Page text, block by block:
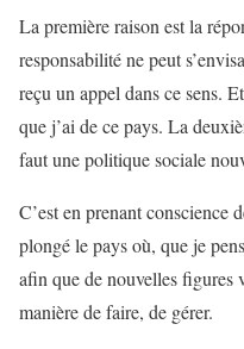
La première raison est la
responsabilité ne peut
reçu un appel dans ce sens.
que j’ai de ce pays. La
faut une politique sociale
C’est en prenant conscience
plongé le pays où, que je
afin que de nouvelles figures
manière de faire, de gérer.